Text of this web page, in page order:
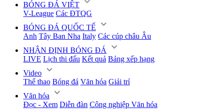
BÓNG ĐÁ VIỆT
V-League Các ĐTQG
BÓNG ĐÁ QUỐC TẾ
Anh Tây Ban Nha Italy Các cúp châu Âu
NHẬN ĐỊNH BÓNG ĐÁ
LIVE Lịch thi đấu Kết quả Bảng xếp hạng
Video
Thể thao Bóng đá Văn hóa Giải trí
Văn hóa
Đọc - Xem Diễn đàn Công nghiệp Văn hóa